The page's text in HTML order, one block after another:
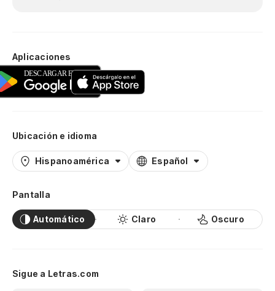
Aplicaciones
Ubicación e idioma
Hispanoamérica Español
Pantalla
Automático Claro Oscuro
Sigue a Letras.com